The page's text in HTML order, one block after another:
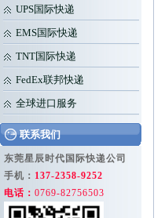
UPS国际快递
EMS国际快递
TNT国际快递
FedEx联邦快递
全球进口服务
联系我们
东莞星辰时代国际快递公司
手机： 137-2358-9252
电话： 0769-82756503